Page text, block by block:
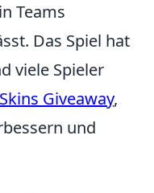
Teams
Das Spiel hat
viele Spieler
Giveaway,
und